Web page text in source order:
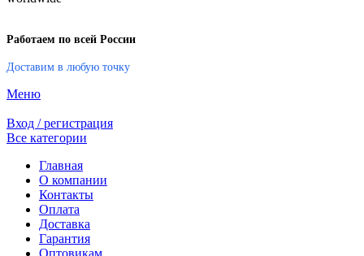
Работаем по всей России
Доставим в любую точку
Меню
Вход / регистрация
Все категории
Главная
О компании
Контакты
Оплата
Доставка
Гарантия
Оптовикам